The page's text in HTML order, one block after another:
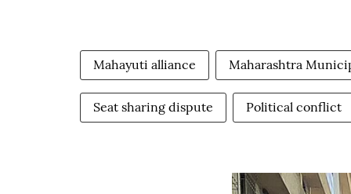
Mahayuti alliance Maharashtra
Seat sharing dispute Political conflict